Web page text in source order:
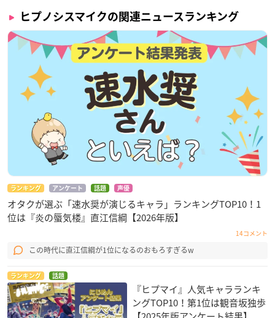
ヒプノシスマイクの関連ニュースランキング
ランキング アンケート 話題 声優
オタクが選ぶ「速水奨が演じるキャラ」ランキングTOP10！1
位は『炎の蜃気楼』直江信綱【2026年版】
14コメント
この時代に直江信綱が1位になるのおもろすぎるw
ランキング 話題
『ヒプマイ』人気キャラランキ
ングTOP10！第1位は観音坂独歩